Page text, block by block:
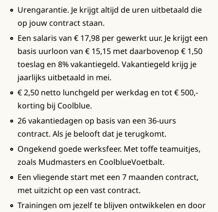
Urengarantie. Je krijgt altijd de uren uitbetaald die
op jouw contract staan.
Een salaris van € 17,98 per gewerkt uur. Je krijgt een
basis uurloon van € 15,15 met daarbovenop € 1,50
toeslag en 8% vakantiegeld. Vakantiegeld krijg je
jaarlijks uitbetaald in mei.
€ 2,50 netto lunchgeld per werkdag en tot € 500,-
korting bij Coolblue.
26 vakantiedagen op basis van een 36-uurs
contract. Als je belooft dat je terugkomt.
Ongekend goede werksfeer. Met toffe teamuitjes,
zoals Mudmasters en CoolblueVoetbalt.
Een vliegende start met een 7 maanden contract,
met uitzicht op een vast contract.
Trainingen om jezelf te blijven ontwikkelen en door